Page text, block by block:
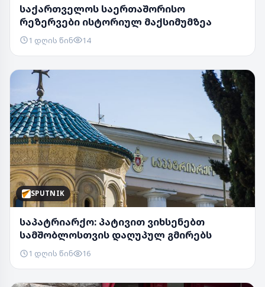
საქართველოს საერთაშორისო
რეზერვები ისტორიულ მაქსიმუმზეა
1 დღის წინ 14
SPUTNIK
საპატრიარქო: პატივით ვიხსენებთ
სამშობლოსთვის დაღუპულ გმირებს
1 დღის წინ 16